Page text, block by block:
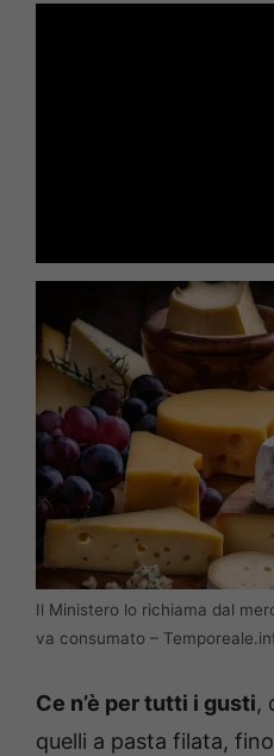
Il Ministero lo richiama dal
va consumato –
Ce n’è per tutti i gusti,
quelli a pasta filata,